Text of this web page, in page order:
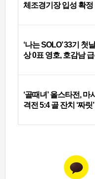
체조경기장 입성 확정
‘나는 SOLO’ 33기
상 0표 영호, 호감남
‘골때녀’ 올스타전,
격전 5:4 골 잔치 ‘짜릿